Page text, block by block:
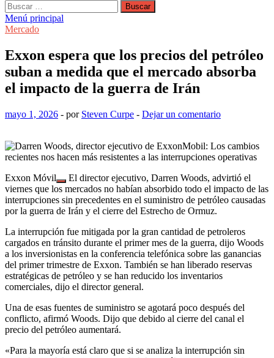
Buscar:
Menú principal
Mercado
Exxon espera que los precios del petróleo
suban a medida que el mercado absorba
el impacto de la guerra de Irán
mayo 1, 2026 - por Steven Curpe - Dejar un comentario
Exxon Móvil
El director ejecutivo, Darren Woods, advirtió el
viernes que los mercados no habían absorbido todo el impacto de las
interrupciones sin precedentes en el suministro de petróleo causadas
por la guerra de Irán y el cierre del Estrecho de Ormuz.
La interrupción fue mitigada por la gran cantidad de petroleros
cargados en tránsito durante el primer mes de la guerra, dijo Woods
a los inversionistas en la conferencia telefónica sobre las ganancias
del primer trimestre de Exxon. También se han liberado reservas
estratégicas de petróleo y se han reducido los inventarios
comerciales, dijo el director general.
Una de esas fuentes de suministro se agotará poco después del
conflicto, afirmó Woods. Dijo que debido al cierre del canal el
precio del petróleo aumentará.
«Para la mayoría está claro que si se analiza la interrupción sin